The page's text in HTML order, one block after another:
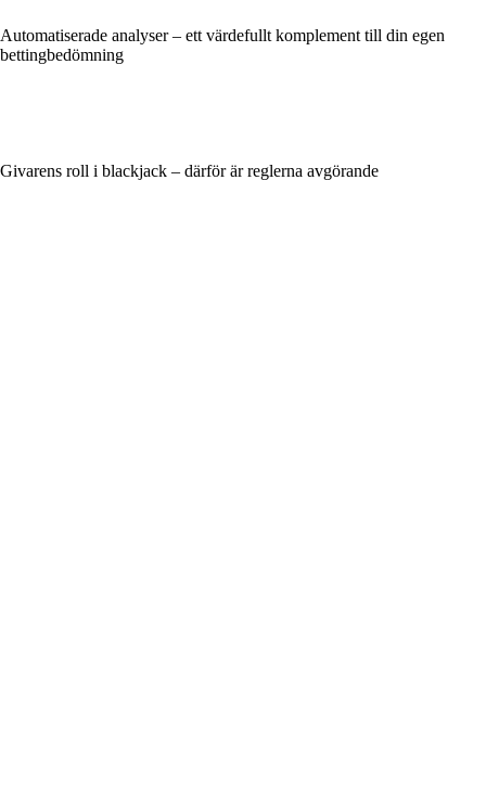
Automatiserade analyser – ett värdefullt komplement till din egen
bettingbedömning
Givarens roll i blackjack – därför är reglerna avgörande